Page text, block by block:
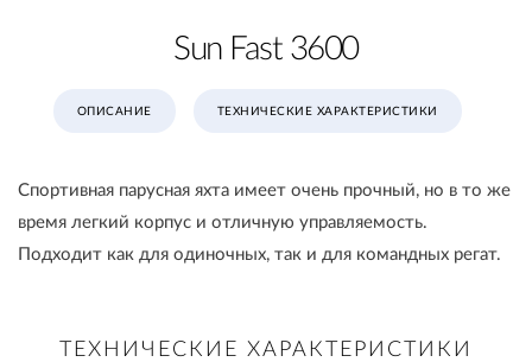
Sun Fast 3600
ОПИСАНИЕ ТЕХНИЧЕСКИЕ ХАРАКТЕРИСТИКИ
Спортивная парусная яхта имеет очень прочный, но в то же
время легкий корпус и отличную управляемость.
Подходит как для одиночных, так и для командных регат.
ТЕХНИЧЕСКИЕ ХАРАКТЕРИСТИКИ